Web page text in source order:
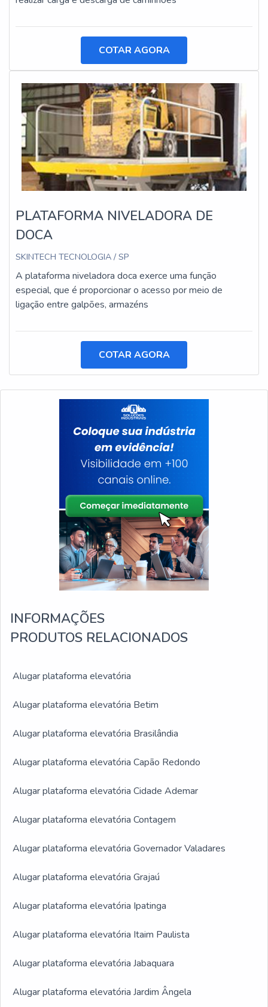
COTAR AGORA
PLATAFORMA NIVELADORA DE
DOCA
SKINTECH TECNOLOGIA / SP
A plataforma niveladora doca exerce uma função
especial, que é proporcionar o acesso por meio de
ligação entre galpões, armazéns
COTAR AGORA
INFORMAÇÕES
PRODUTOS RELACIONADOS
Alugar plataforma elevatória
Alugar plataforma elevatória Betim
Alugar plataforma elevatória Brasilândia
Alugar plataforma elevatória Capão Redondo
Alugar plataforma elevatória Cidade Ademar
Alugar plataforma elevatória Contagem
Alugar plataforma elevatória Governador Valadares
Alugar plataforma elevatória Grajaú
Alugar plataforma elevatória Ipatinga
Alugar plataforma elevatória Itaim Paulista
Alugar plataforma elevatória Jabaquara
Alugar plataforma elevatória Jardim Ângela